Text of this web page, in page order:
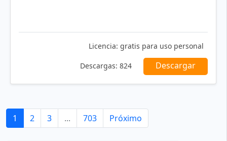
Licencia: gratis para uso personal
Descargas: 824 Descargar
1 2 3 ... 703 Próximo